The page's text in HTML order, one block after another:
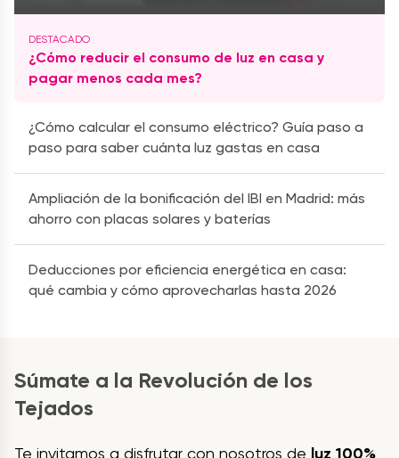
¿Cómo reducir el consumo de luz en casa y
pagar menos cada mes?
¿Cómo calcular el consumo eléctrico? Guía paso a
paso para saber cuánta luz gastas en casa
Ampliación de la bonificación del IBI en Madrid: más
ahorro con placas solares y baterías
Deducciones por eficiencia energética en casa:
qué cambia y cómo aprovecharlas hasta 2026
Súmate a la Revolución de los
Tejados
Te invitamos a disfrutar con nosotros de luz 100%